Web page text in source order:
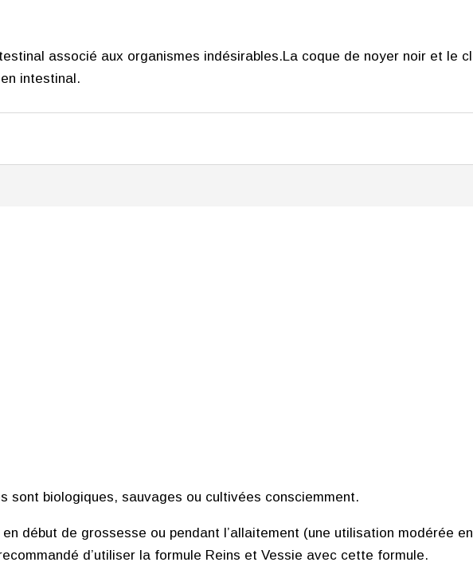
:
19.00.
associé aux organismes indésirables.La coque de noyer noir et le
intestinal.
sont biologiques, sauvages ou cultivées consciemment.
début de grossesse ou pendant l’allaitement (une utilisation modérée
d’utiliser la formule Reins et Vessie avec cette formule.